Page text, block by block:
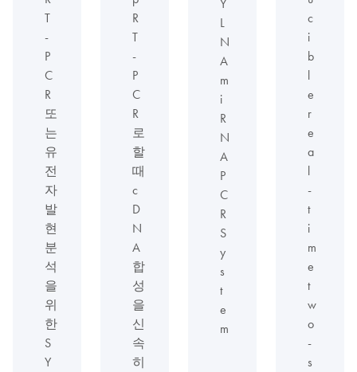
T
-
P
C
R
또
는
유
전
자
발
현
분
석
을
위
한
S
Y
R
T
-
P
C
R
로
할
때
c
D
N
A
합
성
을
신
속
히
Y
L
N
A
m
i
R
N
A
P
C
R
S
y
s
t
e
m
c
i
b
l
e
r
e
a
l
-
t
i
m
e
t
w
o
-
s